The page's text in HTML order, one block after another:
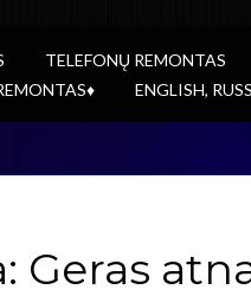
TELEFONŲ REMONTAS
ENGLISH,
Geras